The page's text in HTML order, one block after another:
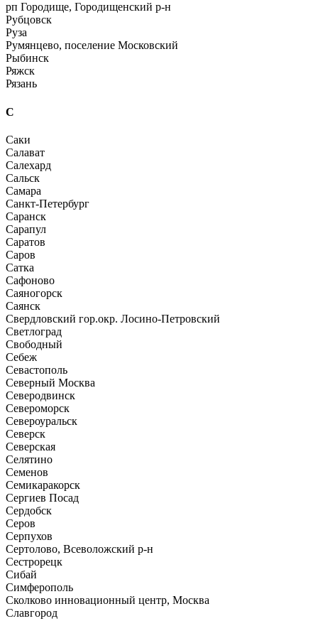
рп Городище, Городищенский р-н
Рубцовск
Руза
Румянцево, поселение Московский
Рыбинск
Ряжск
Рязань
С
Саки
Салават
Салехард
Сальск
Самара
Санкт-Петербург
Саранск
Сарапул
Саратов
Саров
Сатка
Сафоново
Саяногорск
Саянск
Свердловский гор.окр. Лосино-Петровский
Светлоград
Свободный
Себеж
Севастополь
Северный Москва
Северодвинск
Североморск
Североуральск
Северск
Северская
Селятино
Семенов
Семикаракорск
Сергиев Посад
Сердобск
Серов
Серпухов
Сертолово, Всеволожский р-н
Сестрорецк
Сибай
Симферополь
Сколково инновационный центр, Москва
Славгород